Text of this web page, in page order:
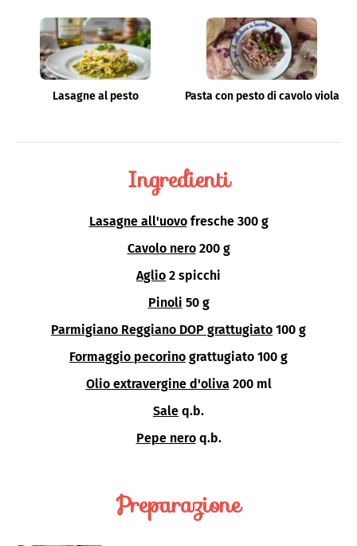
Lasagne al pesto Pasta con pesto di cavolo viola
Ingredienti
Lasagne all'uovo fresche 300 g
Cavolo nero 200 g
Aglio 2 spicchi
Pinoli 50 g
Parmigiano Reggiano DOP grattugiato 100 g
Formaggio pecorino grattugiato 100 g
Olio extravergine d'oliva 200 ml
Sale q.b.
Pepe nero q.b.
Preparazione